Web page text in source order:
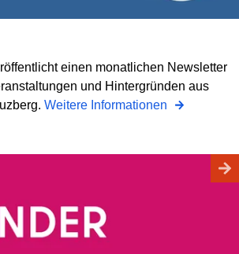
einen monatlichen Newsletter
und Hintergründen aus
Weitere Informationen